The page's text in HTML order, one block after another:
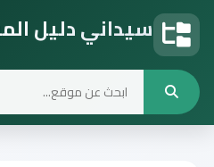
سيداني دليل